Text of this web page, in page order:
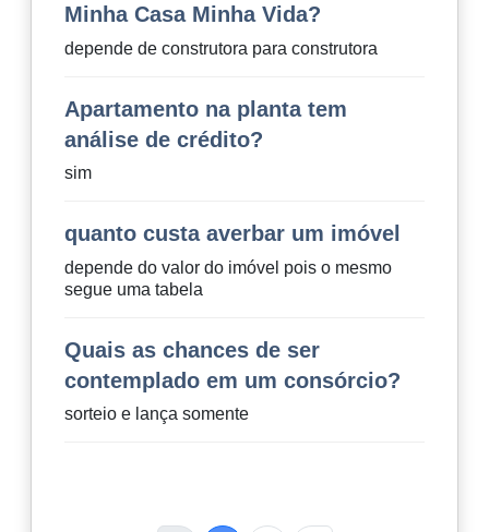
Minha Casa Minha Vida?
depende de construtora para construtora
Apartamento na planta tem
análise de crédito?
sim
quanto custa averbar um imóvel
depende do valor do imóvel pois o mesmo
segue uma tabela
Quais as chances de ser
contemplado em um consórcio?
sorteio e lança somente